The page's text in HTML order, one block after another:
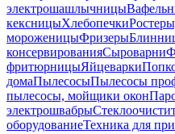
электрошашлычницы
кексницыХлебопечки
мороженицыФризеры
консервированияСыроварни
фритюрницыЯйцеварки
домаПылесосыПылесосы
пылесосы, мойщики окон
электрошвабры
оборудованиеТехника для